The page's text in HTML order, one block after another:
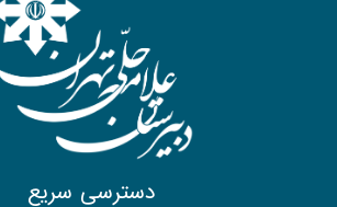
دسترسی سریع